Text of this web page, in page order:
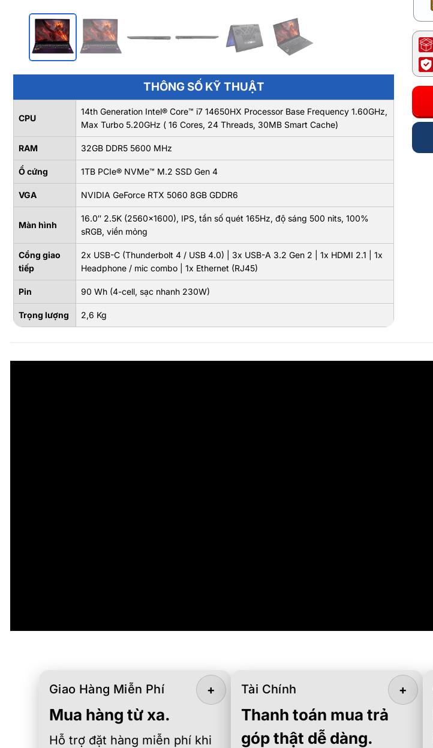
THÔNG SỐ KỸ THUẬT
CPU
14th Generation Intel® Core™ i7 14650HX Processor Base Frequency 1.60GHz,
Max Turbo 5.20GHz ( 16 Cores, 24 Threads, 30MB Smart Cache)
RAM 32GB DDR5 5600 MHz
Ổ cứng 1TB PCIe® NVMe™ M.2 SSD Gen 4
VGA NVIDIA GeForce RTX 5060 8GB GDDR6
Màn hình
16.0″ 2.5K (2560×1600), IPS, tần số quét 165Hz, độ sáng 500 nits, 100%
sRGB, viền mỏng
Cổng giao
tiếp
2x USB-C (Thunderbolt 4 / USB 4.0) | 3x USB-A 3.2 Gen 2 | 1x HDMI 2.1 | 1x
Headphone / mic combo | 1x Ethernet (RJ45)
Pin 90 Wh (4-cell, sạc nhanh 230W)
Trọng lượng 2,6 Kg
Giao Hàng Miễn Phí
Mua hàng từ xa.
Hỗ trợ đặt hàng miễn phí khi
+ Tài Chính
Thanh toán mua trả
góp thật dễ dàng.
+